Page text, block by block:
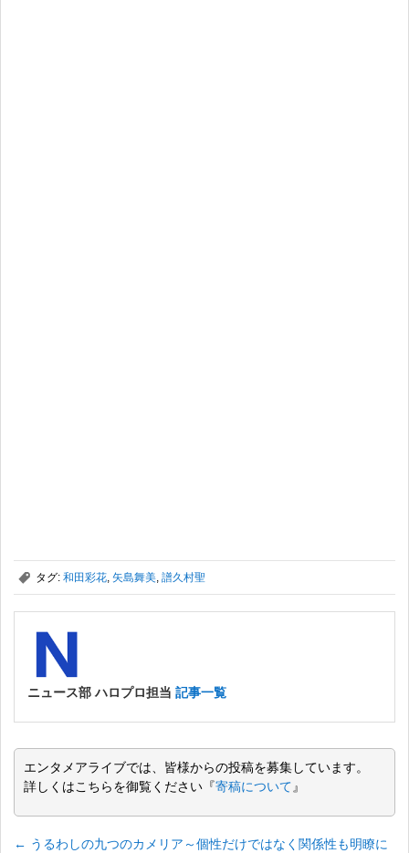
, タグ: 和田彩花, 矢島舞美, 譜久村聖
ニュース部 ハロプロ担当 記事一覧
エンタメアライブでは、皆様からの投稿を募集しています。
詳しくはこちらを御覧ください『寄稿について』
← うるわしの九つのカメリア～個性だけではなく関係性も明瞭に